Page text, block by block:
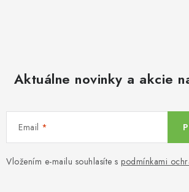
Aktuálne novinky a akcie
Email
Vložením e-mailu souhlasíte s podmínkami